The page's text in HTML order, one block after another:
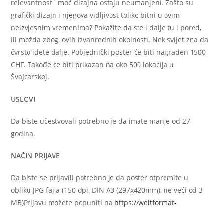
relevantnost i moć dizajna ostaju neumanjeni. Zašto su
grafički dizajn i njegova vidljivost toliko bitni u ovim
neizvjesnim vremenima? Pokažite da ste i dalje tu i pored,
ili možda zbog, ovih izvanrednih okolnosti. Nek svijet zna da
čvrsto idete dalje. Pobjednički poster će biti nagrađen 1500
CHF. Takođe će biti prikazan na oko 500 lokacija u
Švajcarskoj.
USLOVI
Da biste učestvovali potrebno je da imate manje od 27
godina.
NAČIN PRIJAVE
Da biste se prijavili potrebno je da poster otpremite u
obliku JPG fajla (150 dpi, DIN A3 (297x420mm), ne veći od 3
MB)Prijavu možete popuniti na https://weltformat-